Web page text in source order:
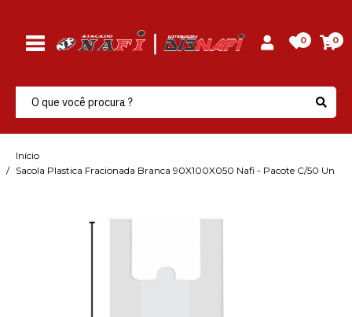
0 0
Início
Sacola Plastica Fracionada Branca 90X100X050 Nafi - Pacote C/50 Un